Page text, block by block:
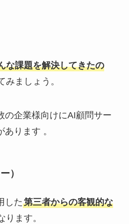
な課題を解決してきたの
みましょう。
の企業様向けにAI顧問サー
ります 。
）
した第三者からの客観的な
ります。